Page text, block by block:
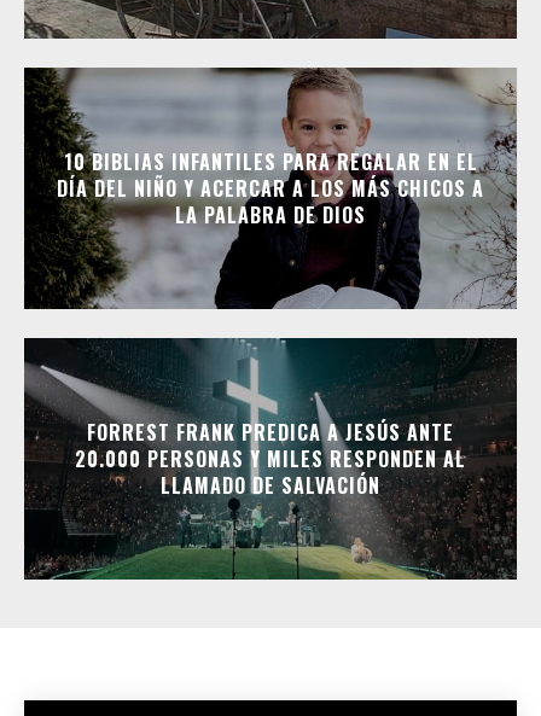
10 BIBLIAS INFANTILES PARA REGALAR EN EL
DÍA DEL NIÑO Y ACERCAR A LOS MÁS CHICOS A
LA PALABRA DE DIOS
FORREST FRANK PREDICA A JESÚS ANTE
20.000 PERSONAS Y MILES RESPONDEN AL
LLAMADO DE SALVACIÓN